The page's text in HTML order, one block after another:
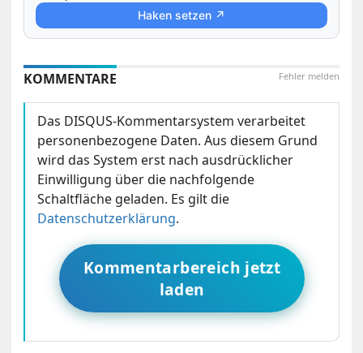
Haken setzen ↗
Fehler melden
KOMMENTARE
Das DISQUS-Kommentarsystem verarbeitet
personenbezogene Daten. Aus diesem Grund
wird das System erst nach ausdrücklicher
Einwilligung über die nachfolgende
Schaltfläche geladen. Es gilt die
Datenschutzerklärung.
Kommentarbereich jetzt
laden